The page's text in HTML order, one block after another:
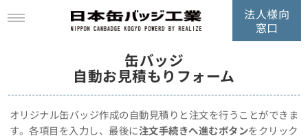
法人様向
窓口
缶バッジ
自動お見積もりフォーム
オリジナル缶バッジ作成の自動見積りと注文を行うことができま
す。各項目を入力し、最後に注文手続きへ進むボタンをクリック